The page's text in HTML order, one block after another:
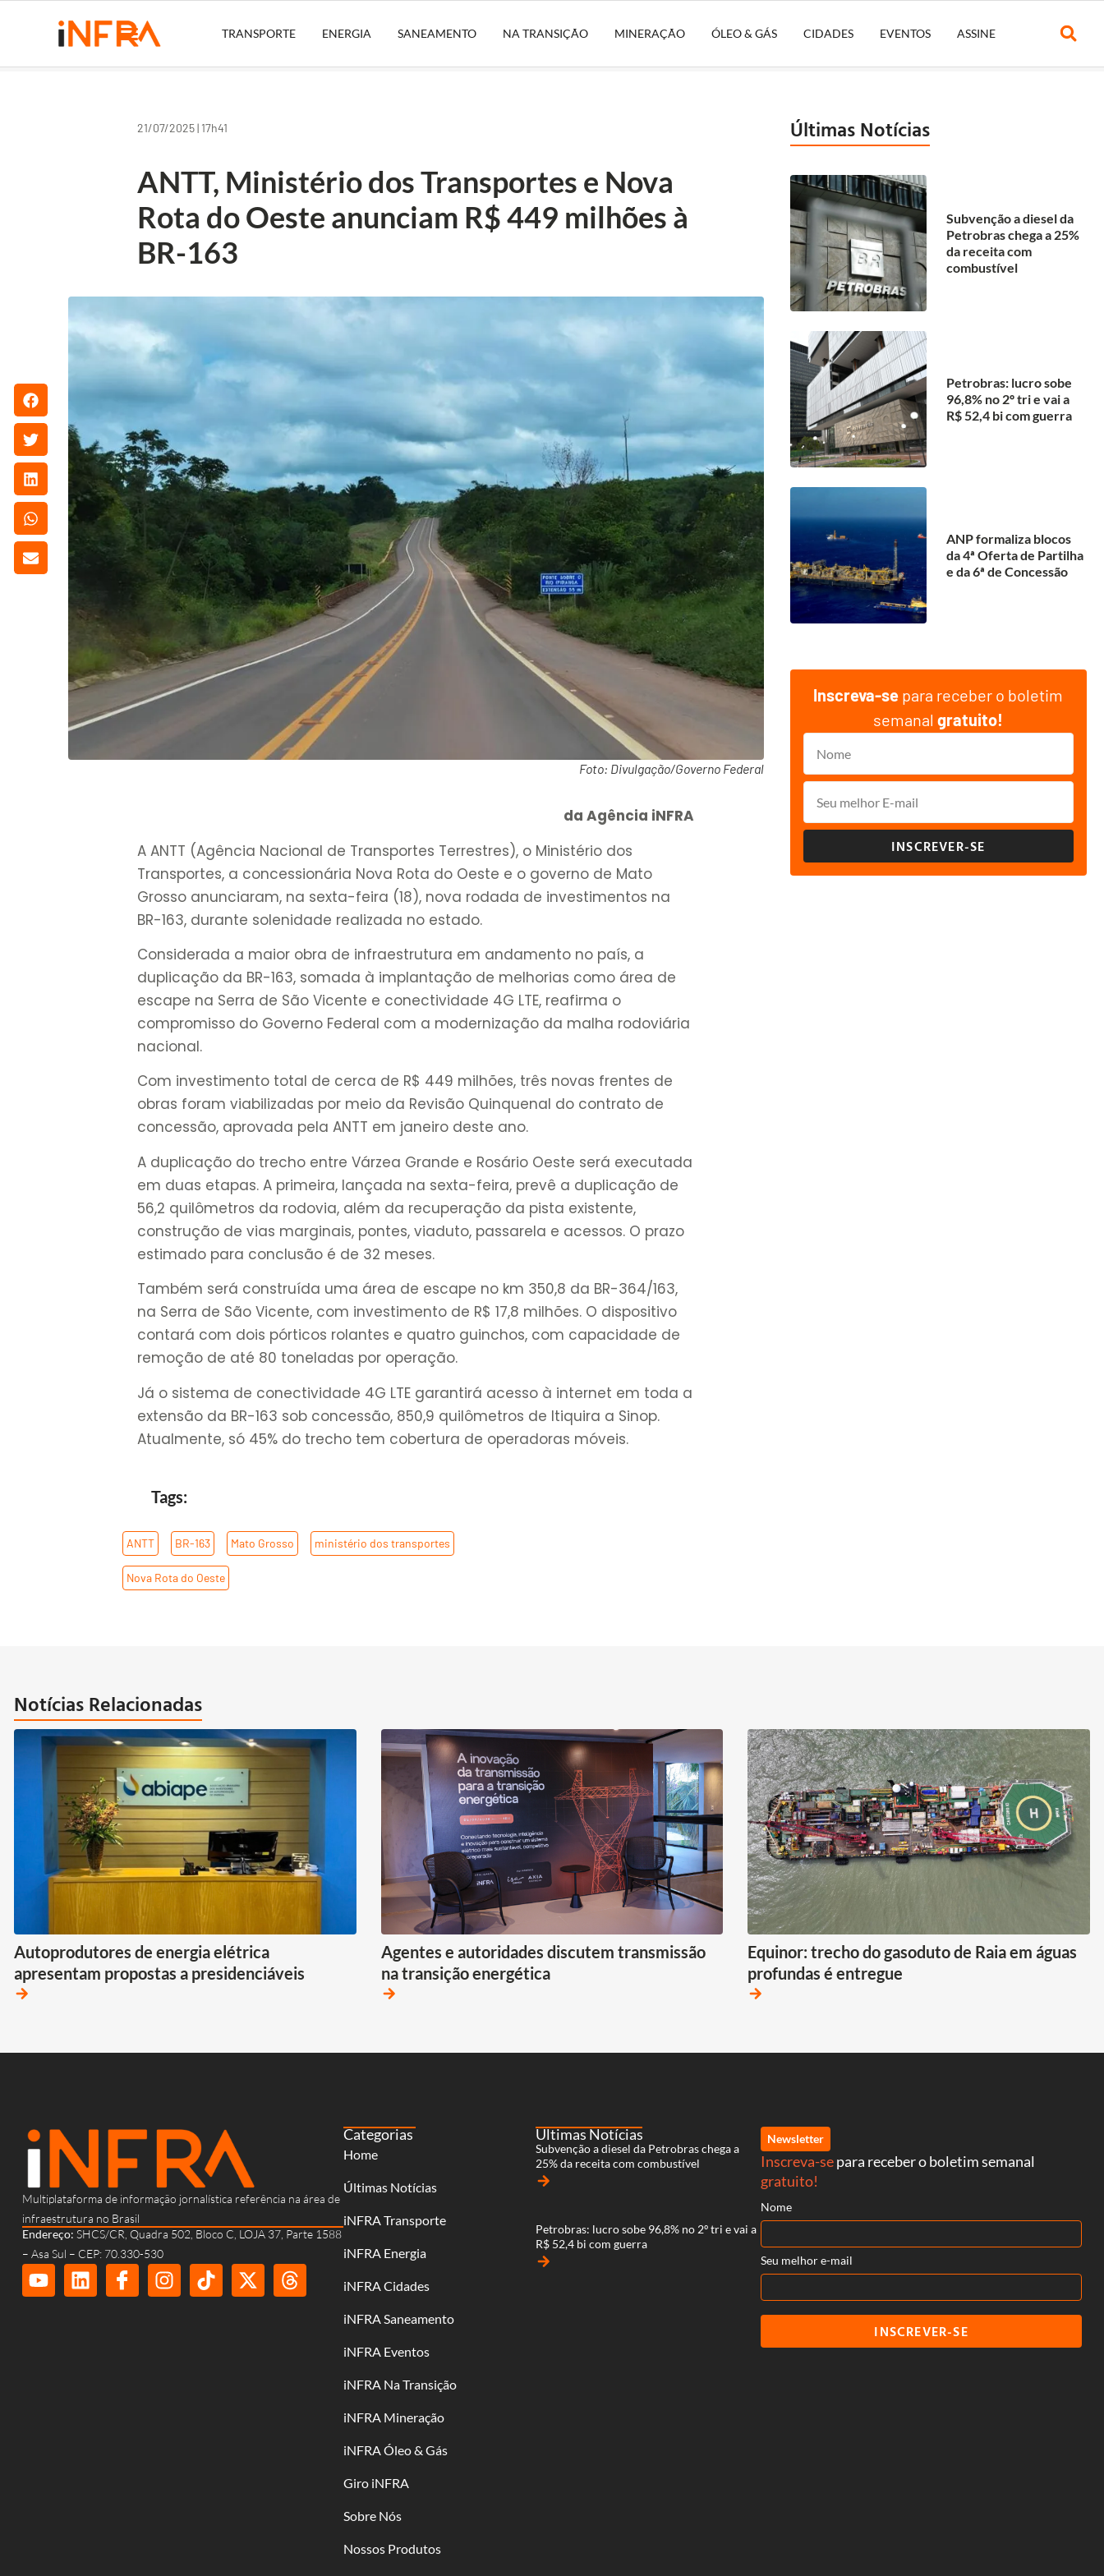
TRANSPORTE ENERGIA SANEAMENTO NA TRANSIÇÃO MINERAÇÃO ÓLEO & GÁS CIDADES EVENTOS ASSINE
21/07/2025 | 17h41
ANTT, Ministério dos Transportes e Nova
Rota do Oeste anunciam R$ 449 milhões à
BR-163
Foto: Divulgação/Governo Federal
da Agência iNFRA
A ANTT (Agência Nacional de Transportes Terrestres), o Ministério dos
Transportes, a concessionária Nova Rota do Oeste e o governo de Mato
Grosso anunciaram, na sexta-feira (18), nova rodada de investimentos na
BR-163, durante solenidade realizada no estado.
Considerada a maior obra de infraestrutura em andamento no país, a
duplicação da BR-163, somada à implantação de melhorias como área de
escape na Serra de São Vicente e conectividade 4G LTE, reafirma o
compromisso do Governo Federal com a modernização da malha rodoviária
nacional.
Com investimento total de cerca de R$ 449 milhões, três novas frentes de
obras foram viabilizadas por meio da Revisão Quinquenal do contrato de
concessão, aprovada pela ANTT em janeiro deste ano.
A duplicação do trecho entre Várzea Grande e Rosário Oeste será executada
em duas etapas. A primeira, lançada na sexta-feira, prevê a duplicação de
56,2 quilômetros da rodovia, além da recuperação da pista existente,
construção de vias marginais, pontes, viaduto, passarela e acessos. O prazo
estimado para conclusão é de 32 meses.
Também será construída uma área de escape no km 350,8 da BR-364/163,
na Serra de São Vicente, com investimento de R$ 17,8 milhões. O dispositivo
contará com dois pórticos rolantes e quatro guinchos, com capacidade de
remoção de até 80 toneladas por operação.
Já o sistema de conectividade 4G LTE garantirá acesso à internet em toda a
extensão da BR-163 sob concessão, 850,9 quilômetros de Itiquira a Sinop.
Atualmente, só 45% do trecho tem cobertura de operadoras móveis.
Tags:
ANTT BR-163 Mato Grosso ministério dos transportes
Nova Rota do Oeste
Últimas Notícias
Subvenção a diesel da
Petrobras chega a 25%
da receita com
combustível
Petrobras: lucro sobe
96,8% no 2º tri e vai a
R$ 52,4 bi com guerra
ANP formaliza blocos
da 4ª Oferta de Partilha
e da 6ª de Concessão
Inscreva-se para receber o boletim
semanalgratuito!
INSCREVER-SE
Notícias Relacionadas
Autoprodutores de energia elétrica
apresentam propostas a presidenciáveis
arrow_forward
Agentes e autoridades discutem transmissão
na transição energética
arrow_forward
Equinor: trecho do gasoduto de Raia em águas
profundas é entregue
arrow_forward
Multiplataforma de informação jornalística referência na área de
infraestrutura no Brasil
Endereço: SHCS/CR, Quadra 502, Bloco C, LOJA 37, Parte 1588
– Asa Sul – CEP: 70.330-530
Categorias
Home
Últimas Notícias
iNFRA Transporte
iNFRA Energia
iNFRA Cidades
iNFRA Saneamento
iNFRA Eventos
iNFRA Na Transição
iNFRA Mineração
iNFRA Óleo & Gás
Giro iNFRA
Sobre Nós
Nossos Produtos
Últimas Notícias
Subvenção a diesel da Petrobras chega a
25% da receita com combustível
arrow_forward
Petrobras: lucro sobe 96,8% no 2º tri e vai a
R$ 52,4 bi com guerra
arrow_forward
Newsletter
Inscreva-separa receber o boletim semanal
gratuito!
Nome
Seu melhor e-mail
INSCREVER-SE